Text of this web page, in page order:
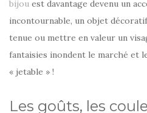
bijou est davantage devenu un
incontournable, un objet
tenue ou mettre en valeur un
fantaisies inondent le marché et
« jetable » !
Les goûts, les